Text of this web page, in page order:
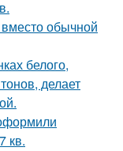
обычной
белого,
делает
кв.